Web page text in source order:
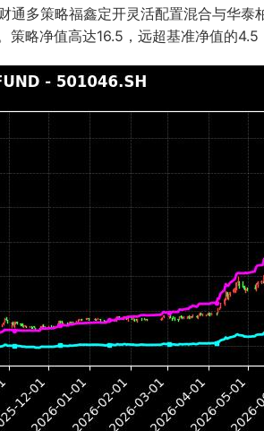
多策略福鑫定开灵活配置混合与华
略净值高达16.5，远超基准净值的